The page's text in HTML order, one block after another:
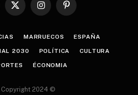
X
InstagramPinterest
MARRUECOS ESPAÑA
2030 POLÍTICA CULTURA
ÉCONOMIA
Copyright 2024 ©